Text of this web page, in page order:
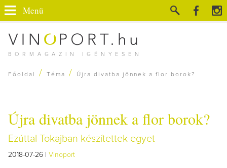
BORMAGAZIN IGÉNYESEN
Menü
Főoldal / Téma / Újra divatba jönnek a flor borok?
Újra divatba jönnek a flor borok?
Ezúttal Tokajban készítettek egyet
2018-07-26 | Vinoport